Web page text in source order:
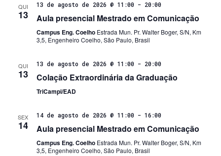
QUI
13
13 de agosto de 2026 @ 11:00- 20:00
Aula presencial Mestrado em Comunicação
Campus Eng. Coelho Estrada Mun. Pr. Walter Boger, S/N, Km
3,5, Engenheiro Coelho, São Paulo, Brasil
QUI
13
13 de agosto de 2026 @ 11:00- 20:00
Colação Extraordinária da Graduação
TriCampi/EAD
SEX
14
14 de agosto de 2026 @ 11:00- 16:00
Aula presencial Mestrado em Comunicação
Campus Eng. Coelho Estrada Mun. Pr. Walter Boger, S/N, Km
3,5, Engenheiro Coelho, São Paulo, Brasil